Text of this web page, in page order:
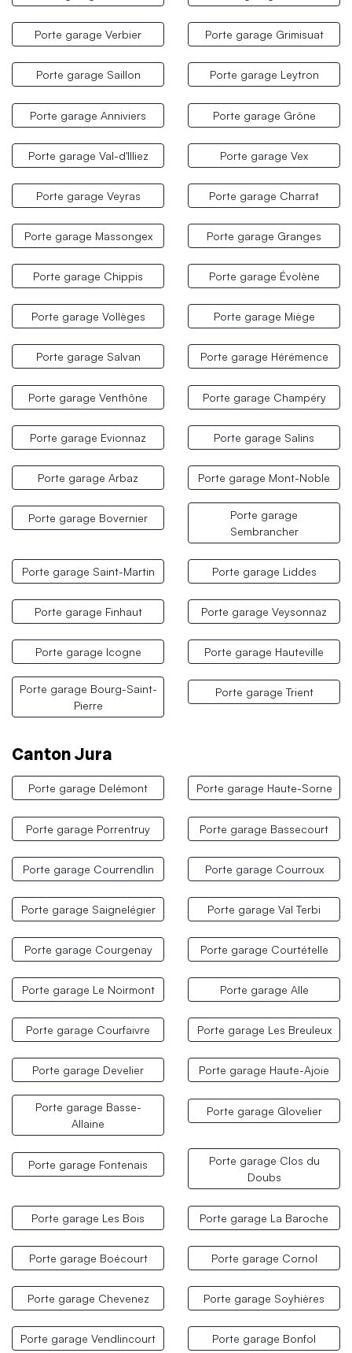
Porte garage Verbier Porte garage Grimisuat
Porte garage Saillon Porte garage Leytron
Porte garage Anniviers Porte garage Grône
Porte garage Val-d'Illiez Porte garage Vex
Porte garage Veyras Porte garage Charrat
Porte garage Massongex Porte garage Granges
Porte garage Chippis Porte garage Évolène
Porte garage Vollèges Porte garage Miège
Porte garage Salvan Porte garage Hérémence
Porte garage Venthône Porte garage Champéry
Porte garage Evionnaz Porte garage Salins
Porte garage Arbaz Porte garage Mont-Noble
Porte garage Bovernier
Porte garage
Sembrancher
Porte garage Saint-Martin Porte garage Liddes
Porte garage Finhaut Porte garage Veysonnaz
Porte garage Icogne Porte garage Hauteville
Porte garage Bourg-Saint-
Pierre
Porte garage Trient
Canton Jura
Porte garage Delémont Porte garage Haute-Sorne
Porte garage Porrentruy Porte garage Bassecourt
Porte garage Courrendlin Porte garage Courroux
Porte garage Saignelégier Porte garage Val Terbi
Porte garage Courgenay Porte garage Courtételle
Porte garage Le Noirmont Porte garage Alle
Porte garage Courfaivre Porte garage Les Breuleux
Porte garage Develier Porte garage Haute-Ajoie
Porte garage Basse-
Allaine
Porte garage Glovelier
Porte garage Fontenais
Porte garage Clos du
Doubs
Porte garage Les Bois Porte garage La Baroche
Porte garage Boécourt Porte garage Cornol
Porte garage Chevenez Porte garage Soyhières
Porte garage Vendlincourt Porte garage Bonfol